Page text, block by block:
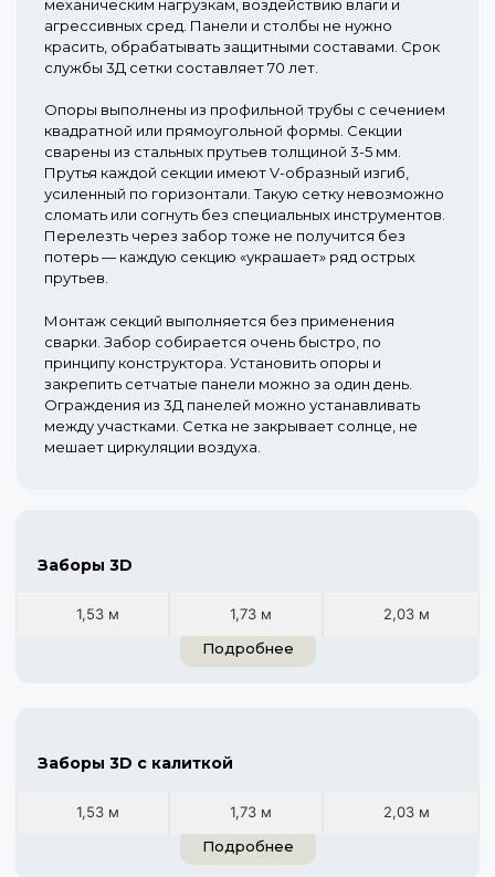
механическим нагрузкам, воздействию влаги и
агрессивных сред. Панели и столбы не нужно
красить, обрабатывать защитными составами. Срок
службы 3Д сетки составляет 70 лет.
Опоры выполнены из профильной трубы с сечением
квадратной или прямоугольной формы. Секции
сварены из стальных прутьев толщиной 3-5 мм.
Прутья каждой секции имеют V-образный изгиб,
усиленный по горизонтали. Такую сетку невозможно
сломать или согнуть без специальных инструментов.
Перелезть через забор тоже не получится без
потерь — каждую секцию «украшает» ряд острых
прутьев.
Монтаж секций выполняется без применения
сварки. Забор собирается очень быстро, по
принципу конструктора. Установить опоры и
закрепить сетчатые панели можно за один день.
Ограждения из 3Д панелей можно устанавливать
между участками. Сетка не закрывает солнце, не
мешает циркуляции воздуха.
Заборы 3D
1,53 м 1,73 м
2,03 м
Подробнее
Заборы 3D с калиткой
1,53 м 1,73 м
2,03 м
Подробнее